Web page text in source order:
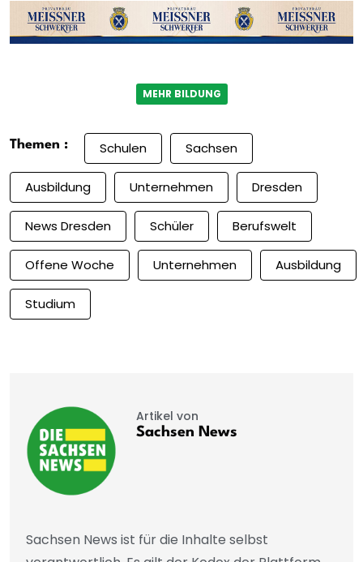
MEHR BILDUNG
Themen : Schulen Sachsen
Ausbildung Unternehmen Dresden
News Dresden Schüler Berufswelt
Offene Woche Unternehmen Ausbildung
Studium
Artikel von
Sachsen News
Sachsen News ist für die Inhalte selbst